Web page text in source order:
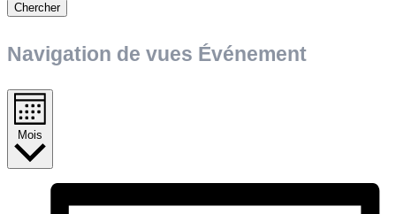
Chercher
Navigation de vues Événement
Mois